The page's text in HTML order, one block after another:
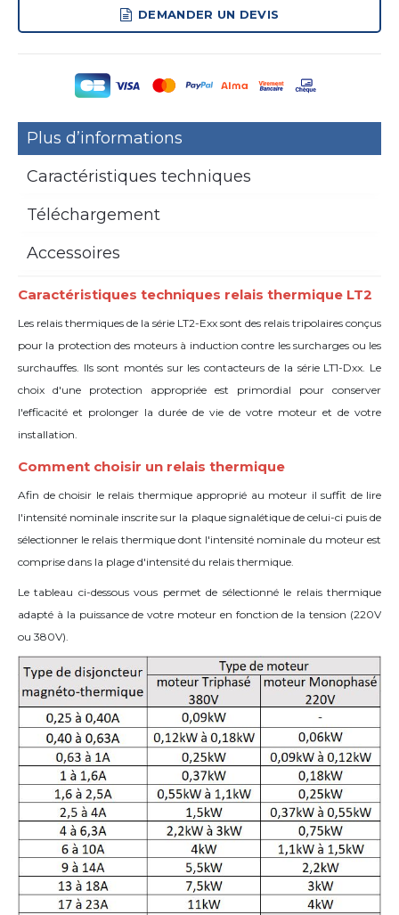
DEMANDER UN DEVIS
Plus d’informations
Caractéristiques techniques
Téléchargement
Accessoires
Caractéristiques techniques relais thermique LT2
Les relais thermiques de la série LT2-Exx sont des relais tripolaires conçus
pour la protection des moteurs à induction contre les surcharges ou les
surchauffes. Ils sont montés sur les contacteurs de la série LT1-Dxx. Le
choix d'une protection appropriée est primordial pour conserver
l'efficacité et prolonger la durée de vie de votre moteur et de votre
installation.
Comment choisir un relais thermique
Afin de choisir le relais thermique approprié au moteur il suffit de lire
l'intensité nominale inscrite sur la plaque signalétique de celui-ci puis de
sélectionner le relais thermique dont l'intensité nominale du moteur est
comprise dans la plage d'intensité du relais thermique.
Le tableau ci-dessous vous permet de sélectionné le relais thermique
adapté à la puissance de votre moteur en fonction de la tension (220V
ou 380V).